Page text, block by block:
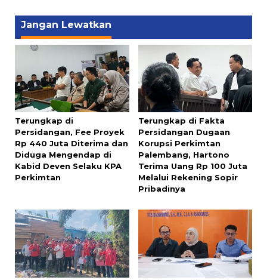
Jangan Lewatkan
Terungkap di
Persidangan, Fee Proyek
Rp 440 Juta Diterima dan
Diduga Mengendap di
Kabid Deven Selaku KPA
Perkimtan
Terungkap di Fakta
Persidangan Dugaan
Korupsi Perkimtan
Palembang, Hartono
Terima Uang Rp 100 Juta
Melalui Rekening Sopir
Pribadinya